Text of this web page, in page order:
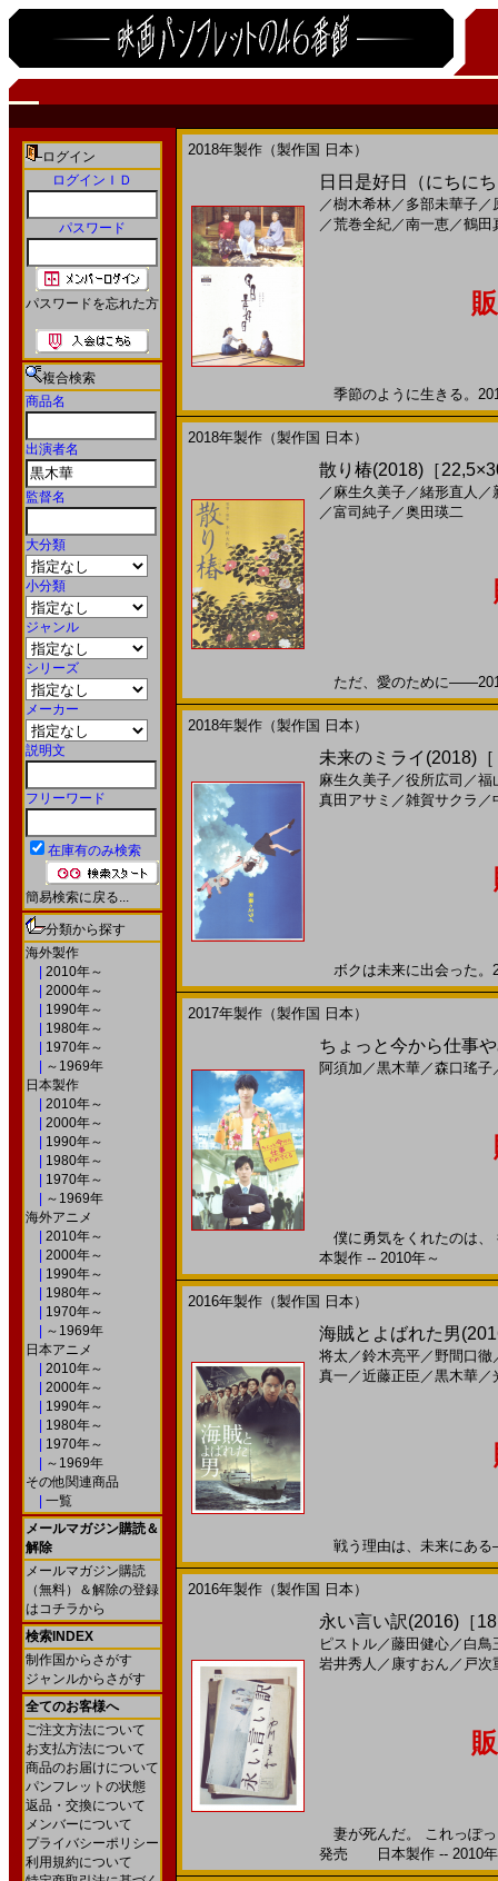
ログイン
ログインＩＤ
パスワード
パスワードを忘れた方
複合検索
商品名
出演者名
監督名
大分類
小分類
ジャンル
シリーズ
メーカー
説明文
フリーワード
在庫有のみ検索
簡易検索に戻る...
分類から探す
海外製作
2010年～
2000年～
1990年～
1980年～
1970年～
～1969年
日本製作
2010年～
2000年～
1990年～
1980年～
1970年～
～1969年
海外アニメ
2010年～
2000年～
1990年～
1980年～
1970年～
～1969年
日本アニメ
2010年～
2000年～
1990年～
1980年～
1970年～
～1969年
その他関連商品
一覧
メールマガジン購読＆
解除
メールマガジン購読
（無料）＆解除の登録
はコチラから
検索INDEX
制作国からさがす
ジャンルからさがす
全てのお客様へ
ご注文方法について
お支払方法について
商品のお届けについて
パンフレットの状態
返品・交換について
メンバーについて
プライバシーポリシー
利用規約について
2018年製作（製作国 日本）
日日是好日（にちに
／樹木希林／ 多部未華子／
／荒巻全紀／南一恵／鶴田
季節のように生きる。
2018年製作（製作国 日本）
散り椿(2018)［
／ 麻生久美子／緒形直人 ／
／富司純子／奥田瑛二
ただ、愛のために
2018年製作（製作国 日本）
未来のミライ(2018)
麻生久美子／役所広司 ／福
真田アサミ ／雑賀サクラ ／
ボクは未来に出会った
2017年製作（製作国 日本）
ちょっと今から仕事
阿須加 ／黒木華／森口瑤子
僕に勇気をくれたのは
本製作 -- 2010年～
2016年製作（製作国 日本）
海賊とよばれた男
将太 ／鈴木亮平／ 野間口徹
真一 ／近藤正臣 ／黒木華／
戦う理由は、未来にあ
2016年製作（製作国 日本）
永い言い訳(2016)［
ピストル／藤田健心／ 白鳥
岩井秀人 ／ 康すおん ／ 戸次
妻が死んだ。 これっぽ
発売 日本製作 -- 2010